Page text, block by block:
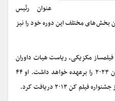
عنوان رئیس
بخش‌های مختلف این دوره خود را نیز
فیلمساز مکزیکی، ریاست هیات داوران
بخش رقابتی رسمی جشنواره فیلم لندن ۲۰۲۳ را برعهده خواهد داشت. او ۴۴
کن ۲۰۱۳ دریافت کرد.